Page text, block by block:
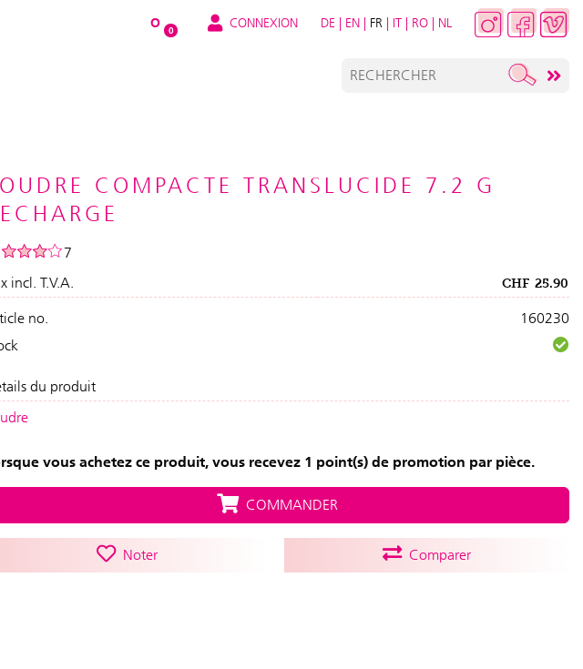
O 0 CONNEXION DE | EN | FR | IT | RO | NL
COMPACTE TRANSLUCIDE 7.2 G
7
incl. T.V.A.
CHF 25.90
no.
160230
du produit
vous achetez ce produit, vous recevez 1 point(s) de promotion par pièce.
COMMANDER
Noter Comparer